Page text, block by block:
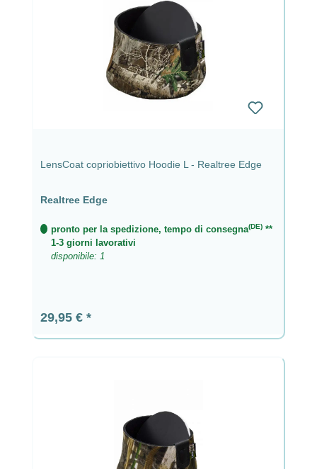
LensCoat copriobiettivo Hoodie L - Realtree Edge
Realtree Edge
pronto per la spedizione, tempo di consegna(DE) **
1-3 giorni lavorativi
disponibile: 1
Prezzo normale:
29,95 €